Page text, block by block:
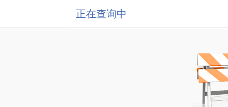
正在查询中